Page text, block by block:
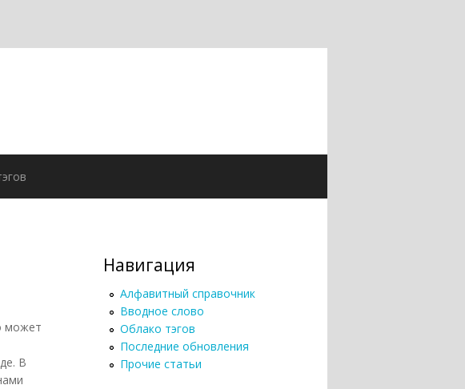
может
В
Навигация
Алфавитный справочник
Вводное слово
Облако тэгов
Последние обновления
Прочие статьи